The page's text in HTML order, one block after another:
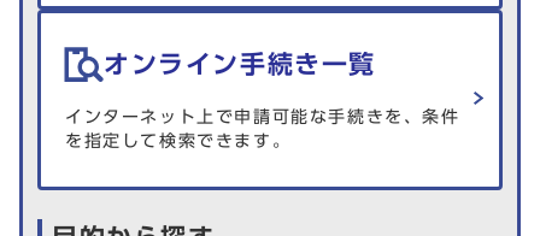
オンライン手続き一覧
インターネット上で申請可能な手続きを、条件
を指定して検索できます。